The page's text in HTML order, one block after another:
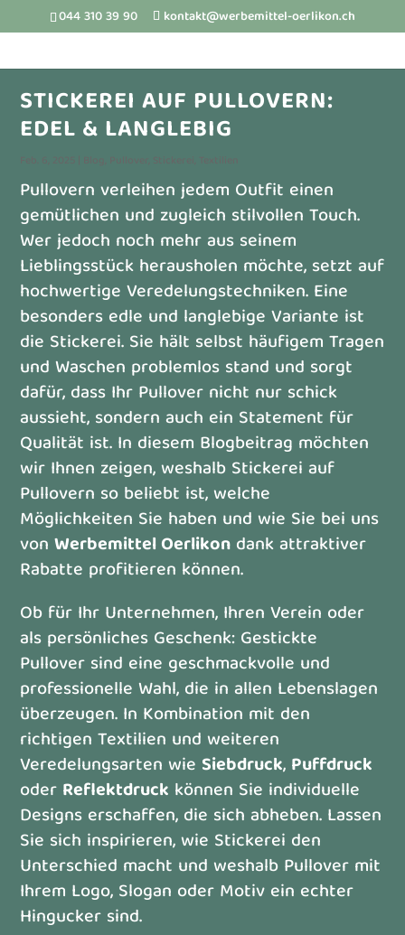
044 310 39 90 kontakt@werbemittel-oerlikon.ch
STICKEREI AUF PULLOVERN:
EDEL & LANGLEBIG
Pullovern verleihen jedem Outfit einen
gemütlichen und zugleich stilvollen Touch.
Wer jedoch noch mehr aus seinem
Lieblingsstück herausholen möchte, setzt auf
hochwertige Veredelungstechniken. Eine
besonders edle und langlebige Variante ist
die Stickerei. Sie hält selbst häufigem Tragen
und Waschen problemlos stand und sorgt
dafür, dass Ihr Pullover nicht nur schick
aussieht, sondern auch ein Statement für
Qualität ist. In diesem Blogbeitrag möchten
wir Ihnen zeigen, weshalb Stickerei auf
Pullovern so beliebt ist, welche
Möglichkeiten Sie haben und wie Sie bei uns
vonWerbemittel Oerlikon dank attraktiver
Rabatte profitieren können.
Ob für Ihr Unternehmen, Ihren Verein oder
als persönliches Geschenk: Gestickte
Pullover sind eine geschmackvolle und
professionelle Wahl, die in allen Lebenslagen
überzeugen. In Kombination mit den
richtigen Textilien und weiteren
Veredelungsarten wie Siebdruck, Puffdruck
oder Reflektdruck können Sie individuelle
Designs erschaffen, die sich abheben. Lassen
Sie sich inspirieren, wie Stickerei den
Unterschied macht und weshalb Pullover mit
Ihrem Logo, Slogan oder Motiv ein echter
Hingucker sind.